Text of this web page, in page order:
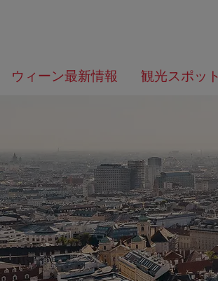
ニ
の
ッ
プ
へ
ウィーン最新情報 観光スポット
何
を
か？